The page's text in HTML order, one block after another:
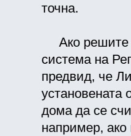
точна.
Ако решите
система на
предвид, че
установената
дома да се
например,